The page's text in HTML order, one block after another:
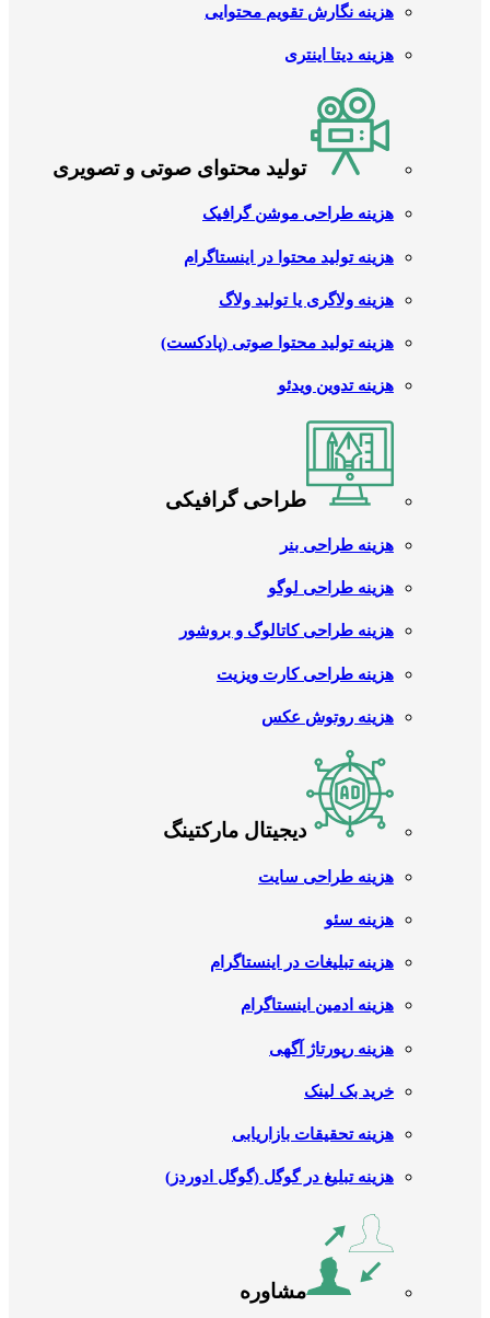
هزینه نگارش تقویم محتوایی
هزینه دیتا اینتری
تولید محتوای صوتی و تصویری
هزینه طراحی موشن گرافیک
هزینه تولید محتوا در اینستاگرام
هزینه ولاگری یا تولید ولاگ
هزینه تولید محتوا صوتی (پادکست)
هزینه تدوین ویدئو
طراحی گرافیکی
هزینه طراحی بنر
هزینه طراحی لوگو
هزینه طراحی کاتالوگ و بروشور
هزینه طراحی کارت ویزیت
هزینه روتوش عکس
دیجیتال مارکتینگ
هزینه طراحی سایت
هزینه سئو
هزینه تبلیغات در اینستاگرام
هزینه ادمین اینستاگرام
هزینه رپورتاژ آگهی
خرید بک لینک
هزینه تحقیقات بازاریابی
هزینه تبلیغ در گوگل (گوگل ادوردز)
مشاوره